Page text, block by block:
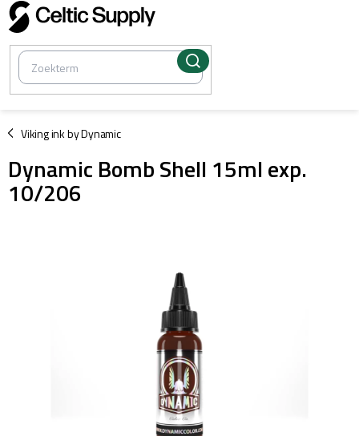
Overslaan
naar
inhoud
Viking ink by Dynamic
/
Dynamic Bomb Shell 15ml exp.
10/206